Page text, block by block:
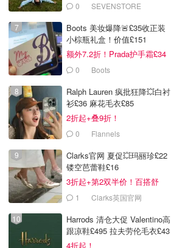
0 SEVENSTORE
Boots 美妆爆降🚨£35收正装
小棕瓶礼盒！价值£151
额外7.2折！Prada护手霜£34
0 Boots
Ralph Lauren 疯批狂降💥白衬
衫£36 麻花毛衣£85
2折起+叠9折！
0 Flannels
Clarks官网 夏促💥玛丽珍£22
镂空芭蕾鞋£16
3折起+第2双半价！百搭舒
服！1 Clarks英国官网
Harrods 清仓大促 Valentino高
跟凉鞋£495 拉夫劳伦毛衣£43
4折起！